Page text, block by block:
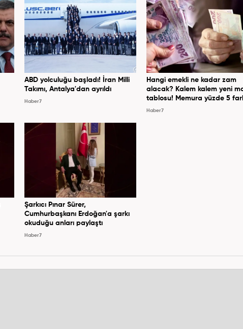
ABD yolculuğu başladı! İran Milli
Takımı, Antalya'dan ayrıldı
Haber7
Hangi emekli ne kadar zam
alacak? Kalem kalem yeni
tablosu! Memura yüzde 5
Haber7
Şarkıcı Pınar Sürer,
Cumhurbaşkanı Erdoğan'a şarkı
okuduğu anları paylaştı
Haber7